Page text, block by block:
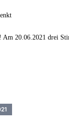
Am 20.06.2021 drei